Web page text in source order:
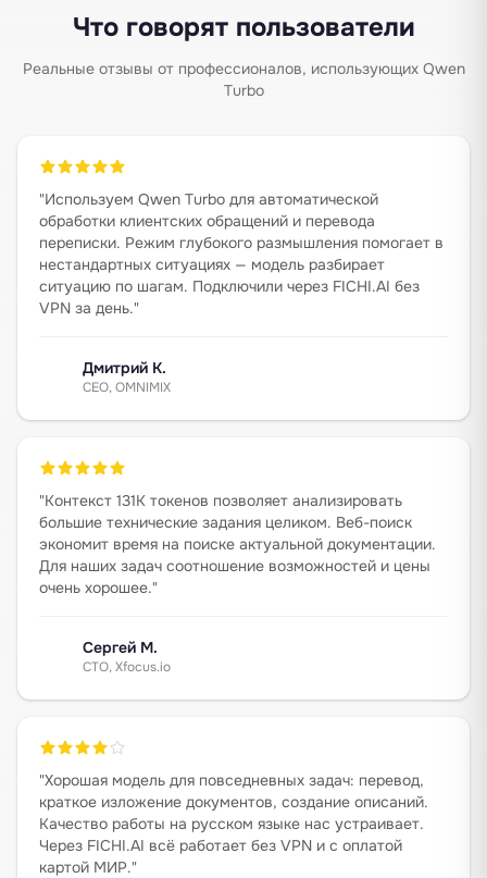
Что говорят пользователи
Реальные отзывы от профессионалов, использующих Qwen
Turbo
"Используем Qwen Turbo для автоматической
обработки клиентских обращений и перевода
переписки. Режим глубокого размышления помогает в
нестандартных ситуациях — модель разбирает
ситуацию по шагам. Подключили через FICHI.AI без
VPN за день."
Дмитрий К.
CEO, OMNIMIX
"Контекст 131К токенов позволяет анализировать
большие технические задания целиком. Веб-поиск
экономит время на поиске актуальной документации.
Для наших задач соотношение возможностей и цены
очень хорошее."
Сергей М.
CTO, Xfocus.io
"Хорошая модель для повседневных задач: перевод,
краткое изложение документов, создание описаний.
Качество работы на русском языке нас устраивает.
Через FICHI.AI всё работает без VPN и с оплатой
картой МИР."